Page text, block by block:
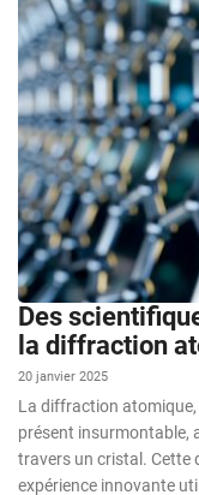
Des
la diffraction
20 janvier 2025
La diffraction
présent insurmontable,
travers un cristal. Cette
expérience innovante